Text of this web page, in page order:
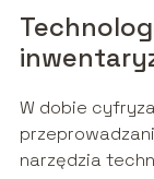
W dobie
narzędzia